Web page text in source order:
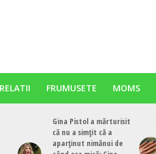
RELATII FRUMUSETE MOMS
Gina Pistol a mărturisit
că nu a simțit că a
aparținut nimănui de